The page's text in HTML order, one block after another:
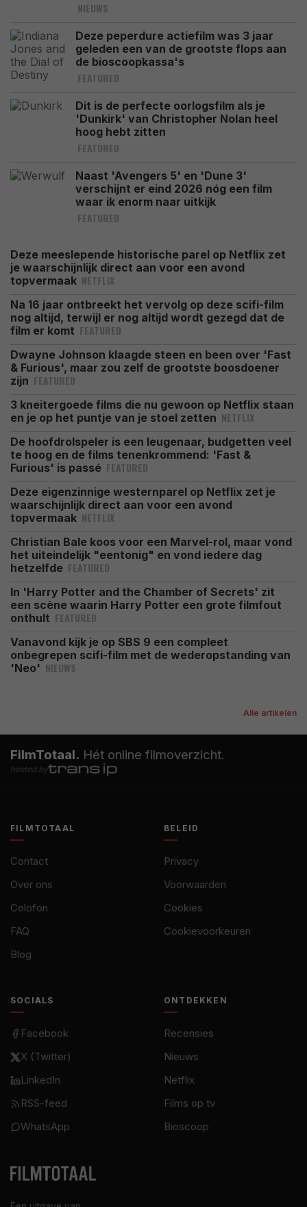
NIEUWS
Deze peperdure actiefilm was 3 jaar
geleden een van de grootste flops aan
de bioscoopkassa's
FEATURED
Dit is de perfecte oorlogsfilm als je
'Dunkirk' van Christopher Nolan heel
hoog hebt zitten
FEATURED
Naast 'Avengers 5' en 'Dune 3'
verschijnt er eind 2026 nóg een film
waar ik enorm naar uitkijk
FEATURED
Deze meeslepende historische parel op Netflix zet
je waarschijnlijk direct aan voor een avond
topvermaak NETFLIX
Na 16 jaar ontbreekt het vervolg op deze scifi-film
nog altijd, terwijl er nog altijd wordt gezegd dat de
film er komt FEATURED
Dwayne Johnson klaagde steen en been over 'Fast
& Furious', maar zou zelf de grootste boosdoener
zijn FEATURED
3 kneitergoede films die nu gewoon op Netflix staan
en je op het puntje van je stoel zetten NETFLIX
De hoofdrolspeler is een leugenaar, budgetten veel
te hoog en de films tenenkrommend: 'Fast &
Furious' is passé FEATURED
Deze eigenzinnige westernparel op Netflix zet je
waarschijnlijk direct aan voor een avond
topvermaak NETFLIX
Christian Bale koos voor een Marvel-rol, maar vond
het uiteindelijk "eentonig" en vond iedere dag
hetzelfde FEATURED
In 'Harry Potter and the Chamber of Secrets' zit
een scène waarin Harry Potter een grote filmfout
onthult FEATURED
Vanavond kijk je op SBS 9 een compleet
onbegrepen scifi-film met de wederopstanding van
'Neo' NIEUWS
Alle artikelen
FilmTotaal. Hét online filmoverzicht.
hosted by
FILMTOTAAL
Contact
Over ons
Colofon
FAQ
Blog
BELEID
Privacy
Voorwaarden
Cookies
Cookievoorkeuren
SOCIALS
Facebook
X (Twitter)
LinkedIn
RSS-feed
WhatsApp
ONTDEKKEN
Recensies
Nieuws
Netflix
Films op tv
Bioscoop